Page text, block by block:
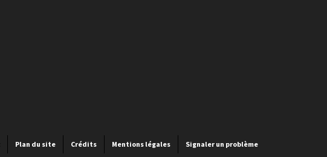
Plan du site Crédits Mentions légales Signaler un problème